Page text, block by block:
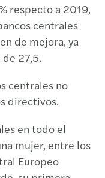
respecto a 2019,
centrales
de mejora, ya
27,5.
centrales no
directivos.
en todo el
mujer, entre los
Europeo